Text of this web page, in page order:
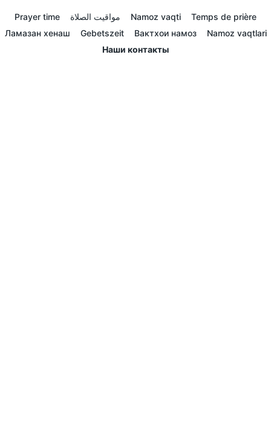
Prayer time مواقيت الصلاة Namoz vaqti
Temps de prière
Ламазан хенаш
Gebetszeit Вактхои намоз
Namoz vaqtlari
Наши контакты